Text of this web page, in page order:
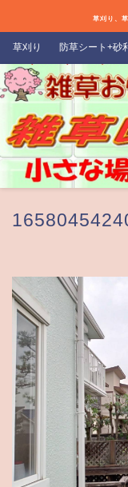
草刈り、
草刈り 防草シート+砂